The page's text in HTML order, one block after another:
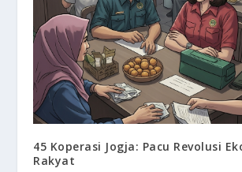
45 Koperasi Jogja: Pacu Revolusi
Rakyat